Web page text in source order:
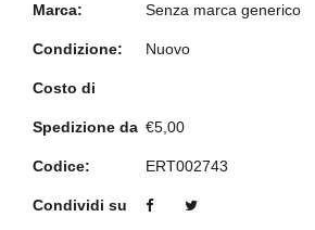
Marca: Senza marca generico
Condizione: Nuovo
Costo di
Spedizione da €5,00
Codice: ERT002743
Condividi su